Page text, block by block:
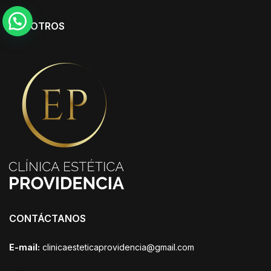
NOSOTROS
CONTÁCTANOS
E-mail: clinicaesteticaprovidencia@gmail.com